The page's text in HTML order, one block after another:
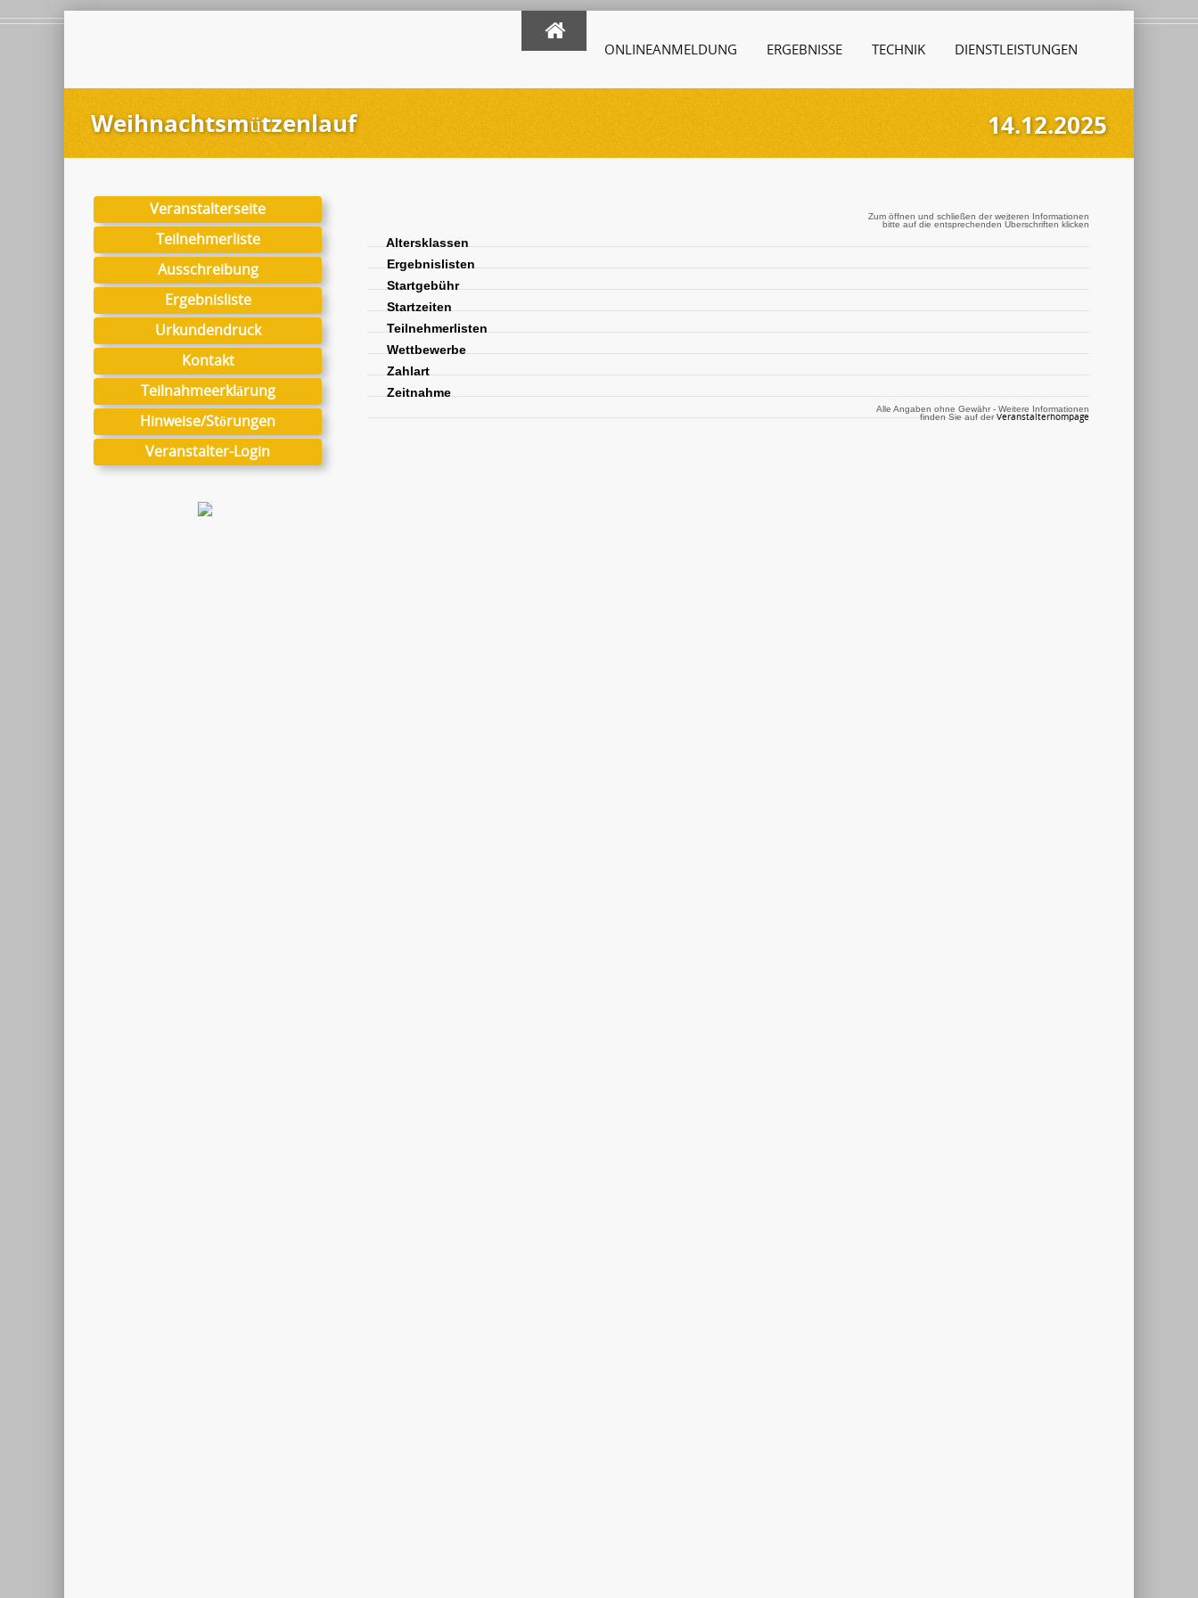
ONLINEANMELDUNG ERGEBNISSE TECHNIK DIENSTLEISTUNGEN
Weihnachtsmützenlauf 14.12.2025
Veranstalterseite
Teilnehmerliste
Ausschreibung
Ergebnisliste
Urkundendruck
Kontakt
Teilnahmeerklärung
Hinweise/Störungen
Veranstalter-Login
Zum öffnen und schließen der weiteren Informationen
bitte auf die entsprechenden Überschriften klicken
Altersklassen
Ergebnislisten
Startgebühr
Startzeiten
Teilnehmerlisten
Wettbewerbe
Zahlart
Zeitnahme
Alle Angaben ohne Gewähr - Weitere Informationen
finden Sie auf der Veranstalterhompage